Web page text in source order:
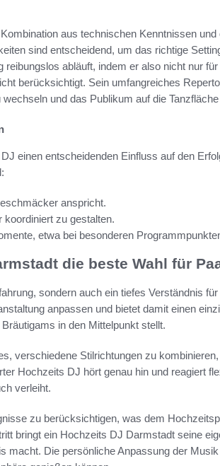
aus technischen Kenntnissen
sind entscheidend, um das richtige
abläuft, indem er also nicht nur
berücksichtigt. Sein umfangreiches
und das Publikum auf die
einen entscheidenden Einfluss auf den
anspricht.
zu gestalten.
etwa bei besonderen
die beste Wahl für
sondern auch ein tiefes Verständnis
anpassen und bietet damit einen
in den Mittelpunkt stellt.
verschiedene Stilrichtungen zu
Hochzeits DJ hört genau hin und reagiert
verleiht.
zu berücksichtigen, was dem
bringt ein Hochzeits DJ Darmstadt seine
macht. Die persönliche Anpassung der